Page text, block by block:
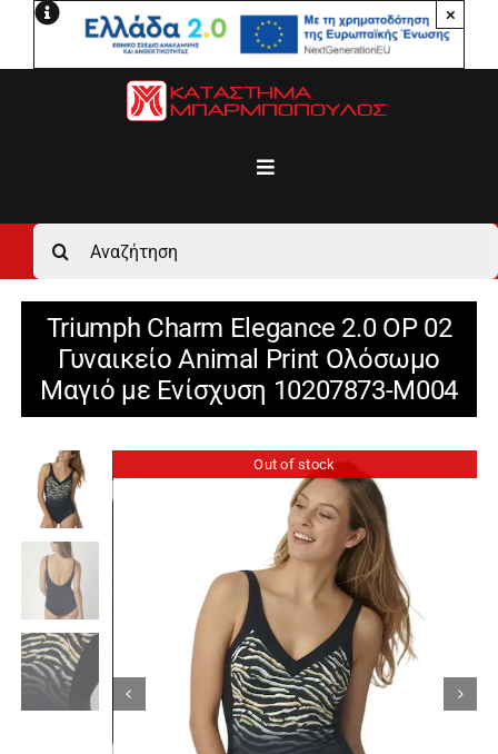
Μετάβαση
×
Toggle
Αρχική
Ανδρικά
Γυναικεία
Αγόρι
Κορίτσι
Εσώρουχα
Είδη Παρέλασης
Σχετικά με εμάς
Αναζήτηση
για:
Triumph Charm Elegance 2.0 OP 02
Γυναικείο Animal Print Ολόσωμο
Μαγιό με Ενίσχυση 10207873-M004
Out of stock